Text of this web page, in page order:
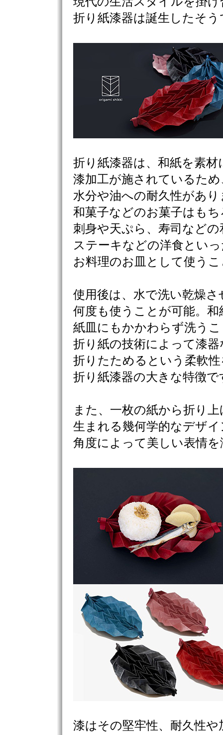
折り紙漆器は誕生したそう
折り紙漆器は、和紙を素材
漆加工が施されているため
水分や油への耐久性があり
和菓子などのお菓子はも
刺身や天ぷら、寿司などの
ステーキなどの洋食とい
お料理のお皿として使う
使用後は、水で洗い乾燥
何度も使うことが可能。和
紙皿にもかかわらず洗う
折り紙の技術によって漆器
折りたためるという柔軟
折り紙漆器の大きな特徴で
また、一枚の紙から折り
生まれる幾何学的なデザ
角度によって美しい表情
漆はその堅牢性、耐久性